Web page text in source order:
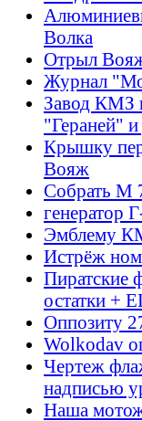
Волка
Отрыл
Журнал
Завод КМЗ
"Гераней" и
Крышку
Вояж
Собрать М
генератор
Эмблему
Истрёж
Пиратские
остатки +
Оппозиту
Wolkodav
Чертеж
надписью
Наша